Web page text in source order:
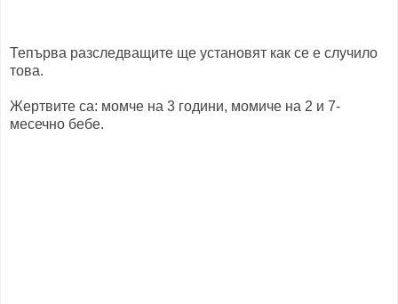
Тепърва разследващите ще установят как се е случило
това.
Жертвите са: момче на 3 години, момиче на 2 и 7-
месечно бебе.